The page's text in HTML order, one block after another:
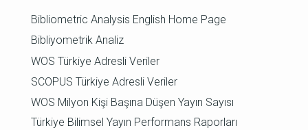
Bibliometric Analysis English Home Page
Bibliyometrik Analiz
WOS Türkiye Adresli Veriler
SCOPUS Türkiye Adresli Veriler
WOS Milyon Kişi Başına Düşen Yayın Sayısı
Türkiye Bilimsel Yayın Performans Raporları